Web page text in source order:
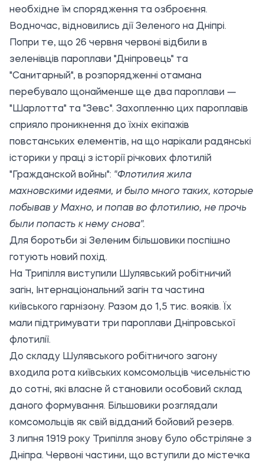
необхідне їм спорядження та озброєння.
Водночас, відновились дії Зеленого на Дніпрі.
Попри те, що 26 червня червоні відбили в
зеленівців пароплави "Дніпровець" та
"Санитарный", в розпорядженні отамана
перебувало щонайменше ще два пароплави —
"Шарлотта" та "Зевс". Захопленню цих пароплавів
сприяло проникнення до їхніх екіпажів
повстанських елементів, на що нарікали радянські
історики у праці з історії річкових флотилій
"Гражданской войны": "Флотилия жила
махновскими идеями, и было много таких, которые
побывав у Махно, и попав во флотилию, не прочь
были попасть к нему снова".
Для боротьби зі Зеленим більшовики поспішно
готують новий похід.
На Трипілля виступили Шулявський робітничий
загін, Інтернаціональний загін та частина
київського гарнізону. Разом до 1,5 тис. вояків. Їх
мали підтримувати три пароплави Дніпровської
флотилії.
До складу Шулявського робітничого загону
входила рота київських комсомольців чисельністю
до сотні, які власне й становили особовий склад
даного формування. Більшовики розглядали
комсомольців як свій відданий бойовий резерв.
3 липня 1919 року Трипілля знову було обстріляне з
Дніпра. Червоні частини, що вступили до містечка